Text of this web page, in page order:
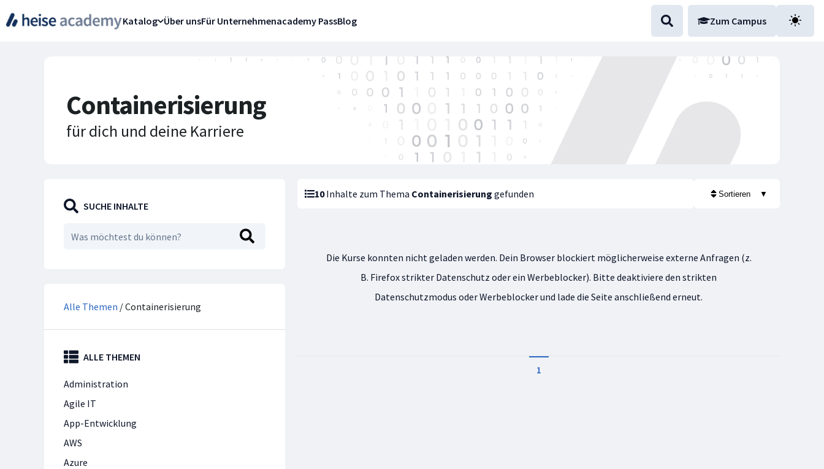
Katalog Über unsFür Unternehmenacademy PassBlog Zum Campus
Containerisierung
für dich und deine Karriere
SUCHE INHALTE
Alle Themen / Containerisierung
ALLE THEMEN
Administration
Agile IT
App-Entwicklung
AWS
Azure
10Inhalte zum Thema Containerisierung gefunden Sortieren ▼
Die Kurse konnten nicht geladen werden. Dein Browser blockiert möglicherweise externe Anfragen (z.
B. Firefox strikter Datenschutz oder ein Werbeblocker). Bitte deaktiviere den strikten
Datenschutzmodus oder Werbeblocker und lade die Seite anschließend erneut.
1